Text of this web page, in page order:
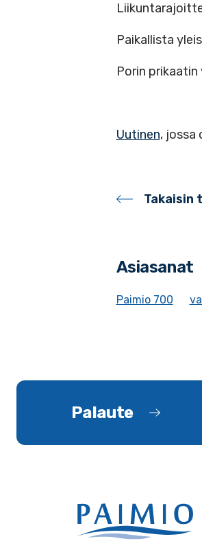
Paikallista
Porin
Uutinen, jossa
Takaisin
Asiasanat
Paimio 700
Palaute